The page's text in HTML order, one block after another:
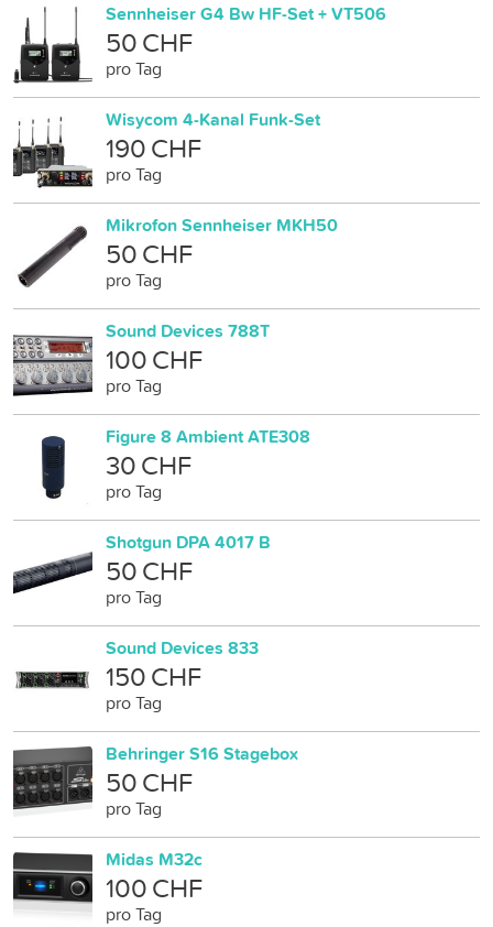
Sennheiser G4 Bw HF-Set + VT506
50 CHF
pro Tag
Wisycom 4-Kanal Funk-Set
190 CHF
pro Tag
Mikrofon Sennheiser MKH50
50 CHF
pro Tag
Sound Devices 788T
100 CHF
pro Tag
Figure 8 Ambient ATE308
30 CHF
pro Tag
Shotgun DPA 4017 B
50 CHF
pro Tag
Sound Devices 833
150 CHF
pro Tag
Behringer S16 Stagebox
50 CHF
pro Tag
Midas M32c
100 CHF
pro Tag